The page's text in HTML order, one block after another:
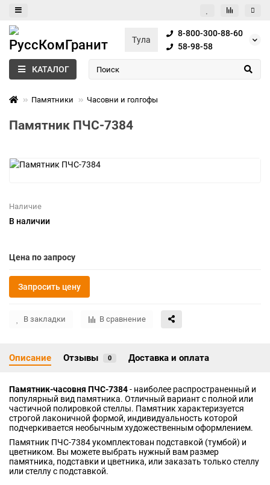
Тула
8-800-300-88-60
58-98-58
КАТАЛОГ
Памятники Часовни и голгофы
Памятник ПЧС-7384
Наличие
В наличии
Цена по запросу
Запросить цену
В закладки В сравнение
Описание Отзывы 0 Доставка и оплата
Памятник-часовня ПЧС-7384- наиболее распространенный и
популярный вид памятника. Отличный вариант с полной или
частичной полировкой стеллы. Памятник характеризуется
строгой лаконичной формой, индивидуальность которой
подчеркивается необычным художественным оформлением.
Памятник ПЧС-7384 укомплектован подставкой (тумбой) и
цветником. Вы можете выбрать нужный вам размер
памятника, подставки и цветника, или заказать только стеллу
или стеллу с подставкой.